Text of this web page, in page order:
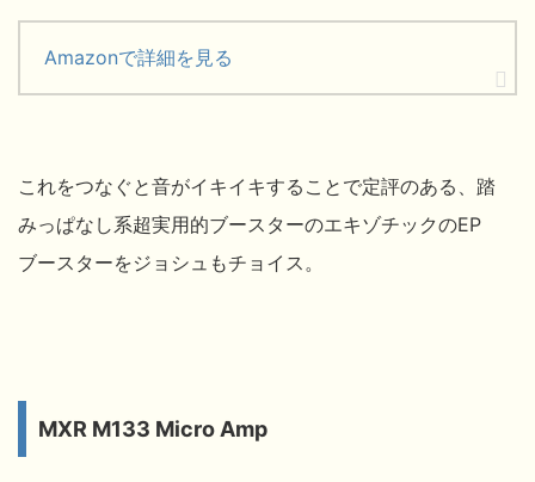
Amazonで詳細を見る
これをつなぐと音がイキイキすることで定評のある、踏
みっぱなし系超実用的ブースターのエキゾチックのEP
ブースターをジョシュもチョイス。
MXR M133 Micro Amp